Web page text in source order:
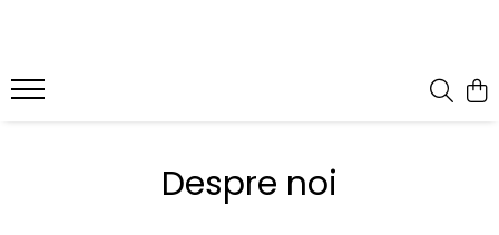
Despre noi